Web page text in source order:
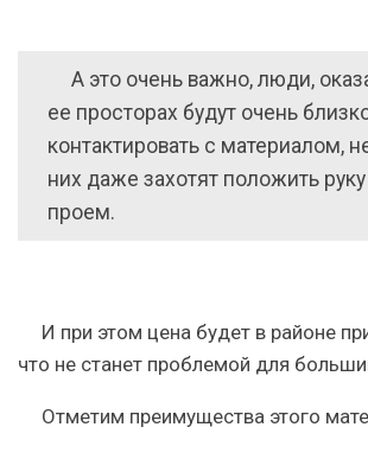
А это очень важно, люди,
ее просторах будут очень
контактировать с материалом,
них даже захотят положить
проем.
И при этом цена будет в районе
что не станет проблемой для
Отметим преимущества этого